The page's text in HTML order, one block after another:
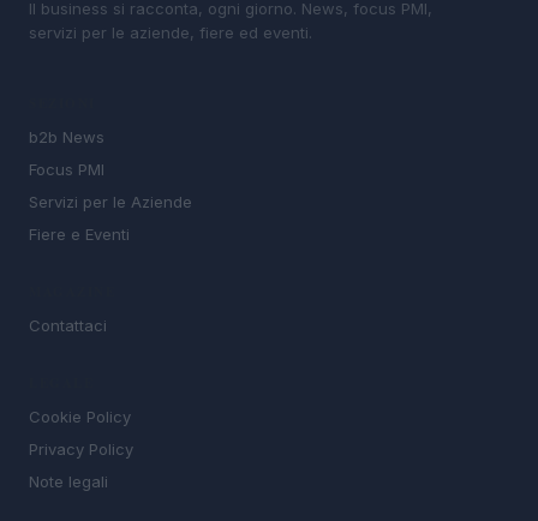
Il business si racconta, ogni giorno. News, focus PMI,
servizi per le aziende, fiere ed eventi.
b2b News
Focus PMI
Servizi per le Aziende
Fiere e Eventi
Contattaci
Cookie Policy
Privacy Policy
Note legali